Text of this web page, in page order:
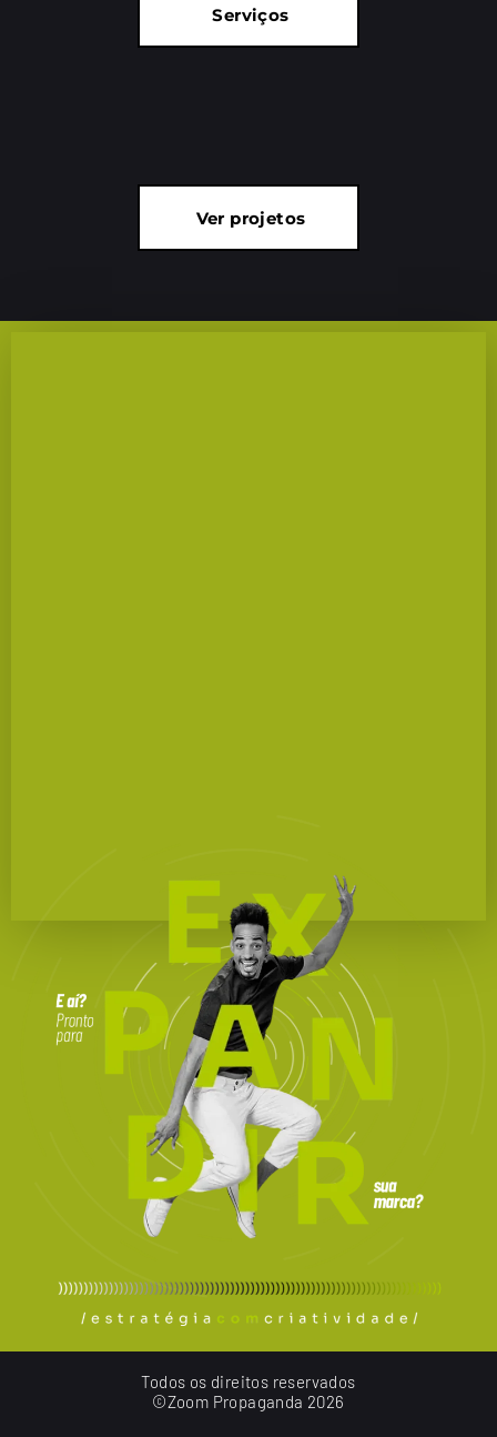
Serviços
Ver projetos
Todos os direitos reservados
©Zoom Propaganda 2026